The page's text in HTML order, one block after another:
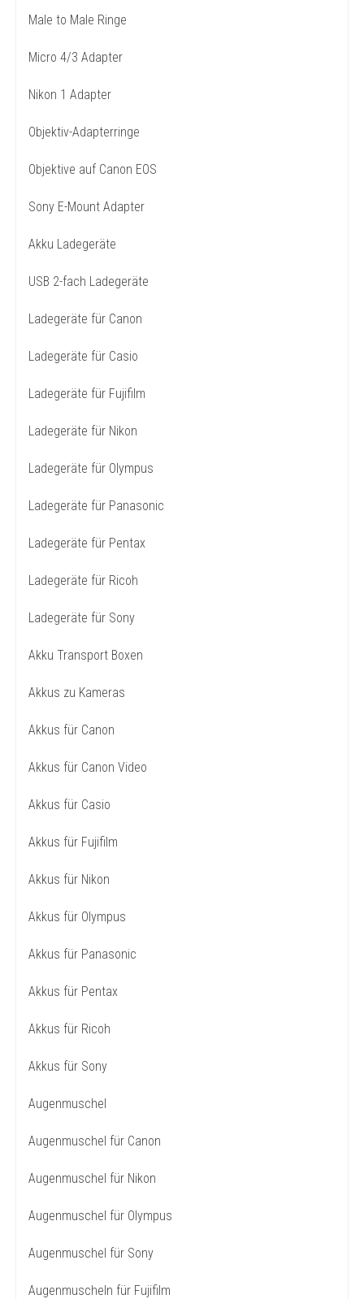
Male to Male Ringe
Micro 4/3 Adapter
Nikon 1 Adapter
Objektiv-Adapterringe
Objektive auf Canon EOS
Sony E-Mount Adapter
Akku Ladegeräte
USB 2-fach Ladegeräte
Ladegeräte für Canon
Ladegeräte für Casio
Ladegeräte für Fujifilm
Ladegeräte für Nikon
Ladegeräte für Olympus
Ladegeräte für Panasonic
Ladegeräte für Pentax
Ladegeräte für Ricoh
Ladegeräte für Sony
Akku Transport Boxen
Akkus zu Kameras
Akkus für Canon
Akkus für Canon Video
Akkus für Casio
Akkus für Fujifilm
Akkus für Nikon
Akkus für Olympus
Akkus für Panasonic
Akkus für Pentax
Akkus für Ricoh
Akkus für Sony
Augenmuschel
Augenmuschel für Canon
Augenmuschel für Nikon
Augenmuschel für Olympus
Augenmuschel für Sony
Augenmuscheln für Fujifilm